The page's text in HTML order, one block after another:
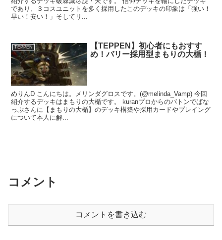
であり、３コスユニットを多く採用したこのデッキの印象は「強い！
早い！安い！」そしてリ...
TEPPEN
【TEPPEN】初心者にもおすす
め！バリー採用型まもりの大楯！
めりんD こんにちは。メリンダグロスです。(@melinda_Vamp) 今回
紹介するデッキはまもりの大楯です。 kuranプロからのバトンでぱな
っぷさんに【まもりの大楯】のデッキ構築や採用カードやプレイング
について本人に解...
コメント
コメントを書き込む